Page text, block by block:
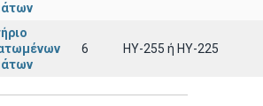
6 ΗΥ-255 ή HY-225